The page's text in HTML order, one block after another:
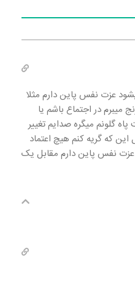
کردم ۵سال میشود عزت نفس پاین دارم مثلا
میبرم در اجتماع باشم یا
گلونم میگره صدایم تغییر
که گریه کنم هیچ اعتماد
نفس پاین دارم مقابل یک